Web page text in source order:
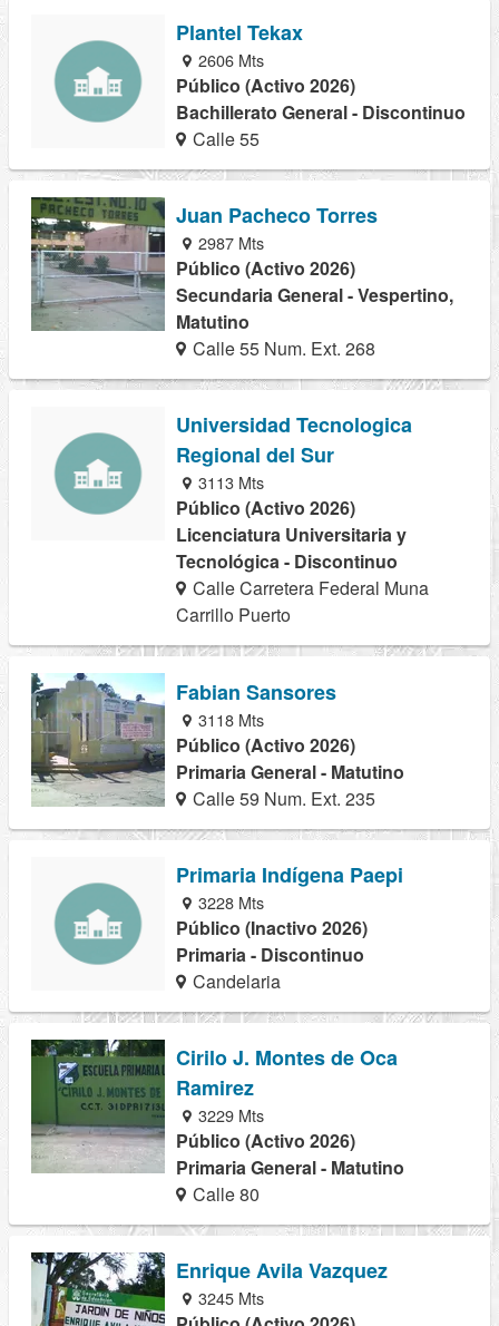
Plantel Tekax
2606 Mts
Público (Activo 2026)
Bachillerato General - Discontinuo
Calle 55
Juan Pacheco Torres
2987 Mts
Público (Activo 2026)
Secundaria General - Vespertino,
Matutino
Calle 55 Num. Ext. 268
Universidad Tecnologica
Regional del Sur
3113 Mts
Público (Activo 2026)
Licenciatura Universitaria y
Tecnológica - Discontinuo
Calle Carretera Federal Muna
Carrillo Puerto
Fabian Sansores
3118 Mts
Público (Activo 2026)
Primaria General - Matutino
Calle 59 Num. Ext. 235
Primaria Indígena Paepi
3228 Mts
Público (Inactivo 2026)
Primaria - Discontinuo
Candelaria
Cirilo J. Montes de Oca
Ramirez
3229 Mts
Público (Activo 2026)
Primaria General - Matutino
Calle 80
Enrique Avila Vazquez
3245 Mts